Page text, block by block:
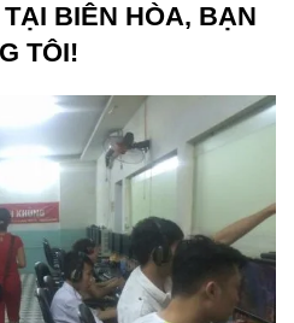
BIÊN HÒA, BẠN
TÔI!